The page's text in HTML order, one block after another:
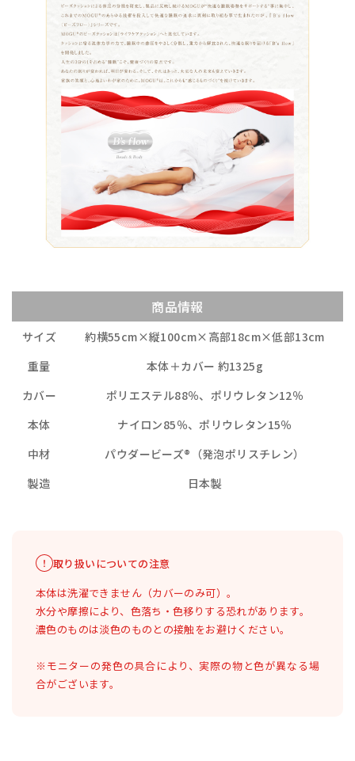
商品情報
サイズ
約横55cm×縦100cm×高部18cm×低部13cm
重量
本体＋カバー 約1325g
カバー
ポリエステル88％、ポリウレタン12％
本体
ナイロン85％、ポリウレタン15％
中材
パウダービーズ®（発泡ポリスチレン）
製造
日本製
取り扱いについての注意
本体は洗濯できません（カバーのみ可）。
水分や摩擦により、色落ち・色移りする恐れがあります。
濃色のものは淡色のものとの接触をお避けください。
※モニターの発色の具合により、実際の物と色が異なる場
合がございます。